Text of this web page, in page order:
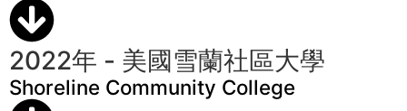
2022年 - 美國雪蘭社區大學
Shoreline Community College